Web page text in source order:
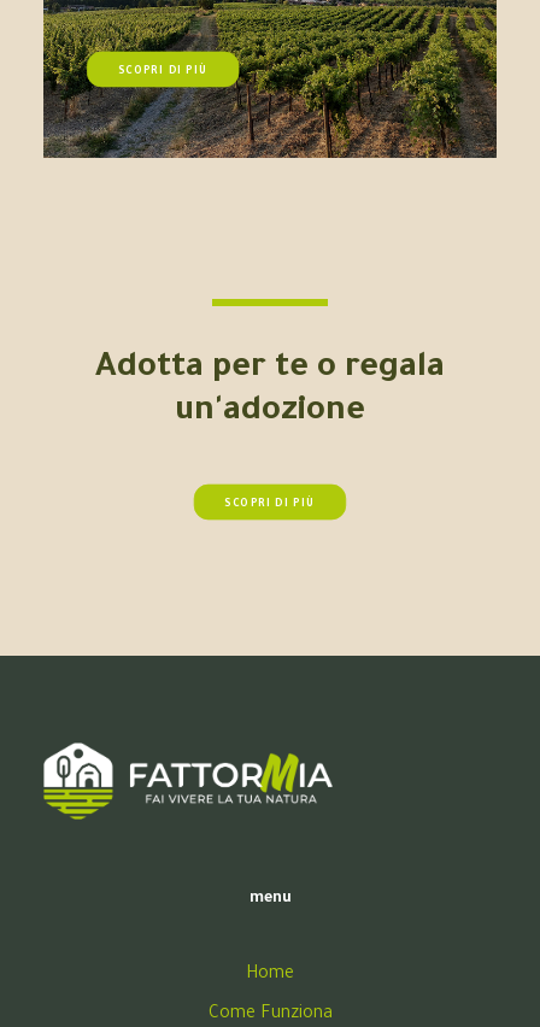
SCOPRI DI PIÙ
Adotta per te o regala
un'adozione
SCOPRI DI PIÙ
menu
Home
Come Funziona